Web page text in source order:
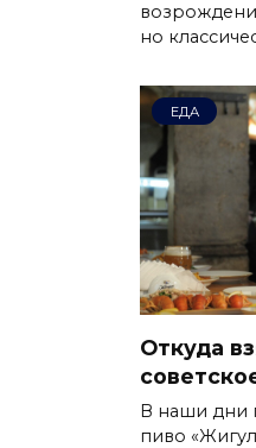
но
ЕДА
Откуда
В наши дни
пиво